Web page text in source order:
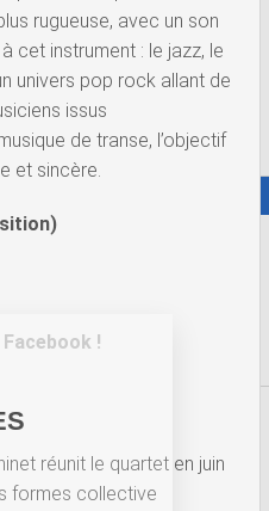
rugueuse, avec un son
cet instrument : le jazz, le
univers pop rock allant de
issus
de transe, l’objectif
et sincère.
réunit le quartet en juin
formes collective
!